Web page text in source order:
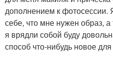
дополнением к фотосессии.
себе, что мне нужен образ, а
я врядли собой буду
способ что-нибудь новое